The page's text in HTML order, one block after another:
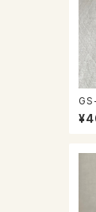
ニ